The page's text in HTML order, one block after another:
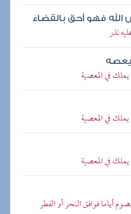
فهو أحق بالقضاء
نذر
يعصه
في المعصية
في المعصية
في المعصية
أياما فوافق النحر أو الفطر